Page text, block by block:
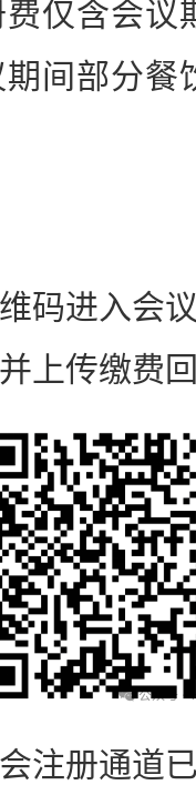
含会议
间部分餐
进入会议
上传缴费
册通道已